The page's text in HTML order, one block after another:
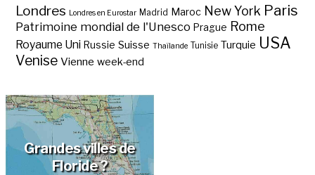
Londres Londres en Eurostar Madrid Maroc New York Paris
Patrimoine mondial de l'Unesco Prague Rome
Royaume Uni Russie Suisse Thaïlande Tunisie Turquie USA
Venise Vienne week-end
Grandes villes de
Floride ?